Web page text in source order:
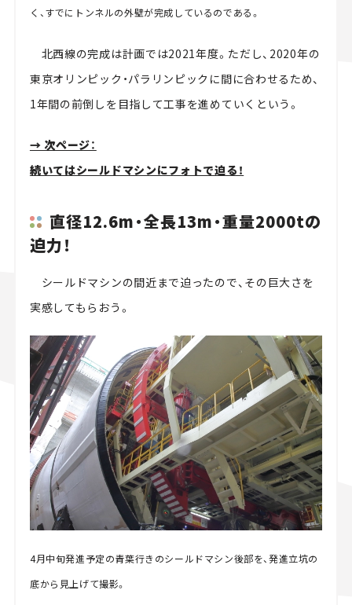
く、すでにトンネルの外壁が完成しているのである。
北西線の完成は計画では2021年度。ただし、2020年の
東京オリンピック・パラリンピックに間に合わせるため、
1年間の前倒しを目指して工事を進めていくという。
→ 次ページ：
続いてはシールドマシンにフォトで迫る！
直径12.6m・全長13m・重量2000tの
迫力！
シールドマシンの間近まで迫ったので、その巨大さを
実感してもらおう。
4月中旬発進予定の青葉行きのシールドマシン後部を、発進立坑の
底から見上げて撮影。